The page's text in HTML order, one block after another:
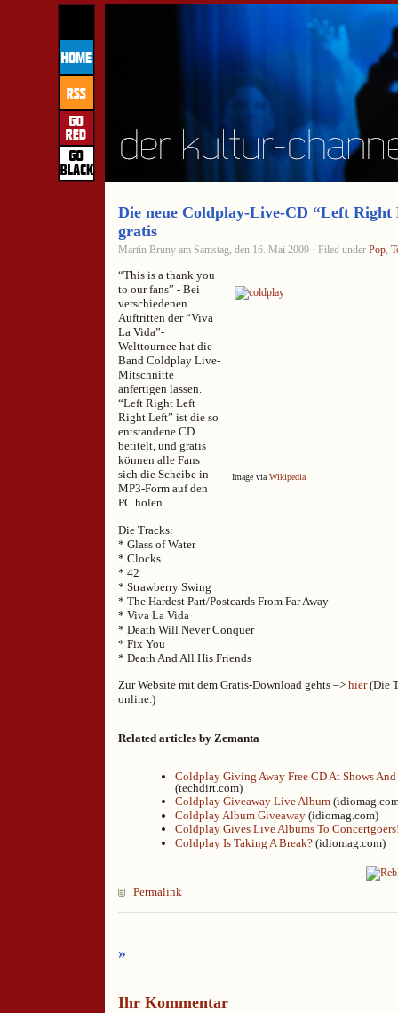
Die neue Coldplay-Live-CD “Left
gratis
Martin Bruny am Samstag, den 16. Mai 2009 · Filed under Pop,
Image viaWikipedia
“This is a thank you
to our fans” - Bei
verschiedenen
Auftritten der “Viva
La Vida”-
Welttournee hat die
Band Coldplay Live-
Mitschnitte
anfertigen lassen.
“Left Right Left
Right Left” ist die so
entstandene CD
betitelt, und gratis
können alle Fans
sich die Scheibe in
MP3-Form auf den
PC holen.
Die Tracks:
* Glass of Water
* Clocks
* 42
* Strawberry Swing
* The Hardest Part/Postcards From Far Away
* Viva La Vida
* Death Will Never Conquer
* Fix You
* Death And All His Friends
Zur Website mit dem Gratis-Download gehts –> hier(Die
online.)
Related articles by Zemanta
Coldplay Giving Away Free CD At Shows
(techdirt.com)
Coldplay Giveaway Live Album
Coldplay Album Giveaway (idiomag.com)
Coldplay Gives Live Albums To
Coldplay Is Taking A Break? (idiomag.com)
Permalink
»
Ihr Kommentar